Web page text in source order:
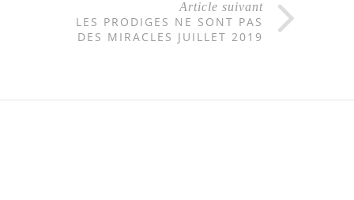
Article suivant
LES PRODIGES NE SONT PAS
DES MIRACLES JUILLET 2019